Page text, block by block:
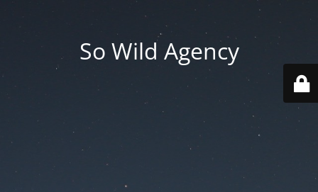
So Wild Agency